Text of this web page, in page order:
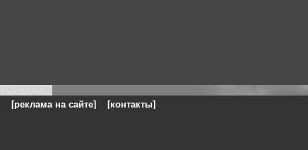
[реклама на сайте] [контакты]